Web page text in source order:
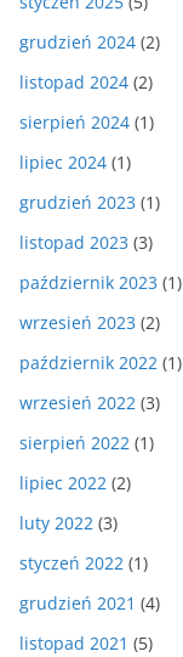
grudzień 2024 (2)
listopad 2024 (2)
sierpień 2024 (1)
lipiec 2024 (1)
grudzień 2023 (1)
listopad 2023 (3)
październik 2023 (1)
wrzesień 2023 (2)
październik 2022 (1)
wrzesień 2022 (3)
sierpień 2022 (1)
lipiec 2022 (2)
luty 2022 (3)
styczeń 2022 (1)
grudzień 2021 (4)
listopad 2021 (5)